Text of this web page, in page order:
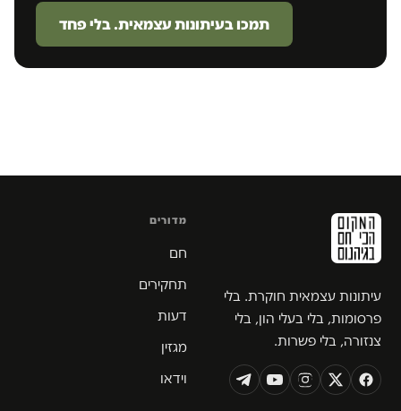
תמכו בעיתונות עצמאית. בלי פחד
עיתונות עצמאית חוקרת. בלי
פרסומות, בלי בעלי הון, בלי
צנזורה, בלי פשרות.
מדורים
חם
תחקירים
דעות
מגזין
וידאו